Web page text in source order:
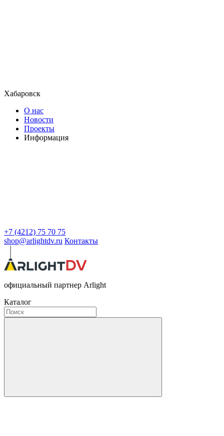
Хабаровск
О нас
Новости
Проекты
Информация
+7 (4212) 75 70 75
shop@arlightdv.ru Контакты
официальный партнер Arlight
Каталог